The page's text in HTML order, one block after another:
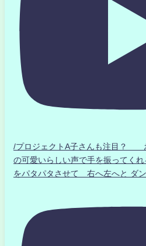
/プロジェクトA子さんも注目？
の可愛いらしい声で手を振ってく
をパタパタさせて 右へ左へと ダ